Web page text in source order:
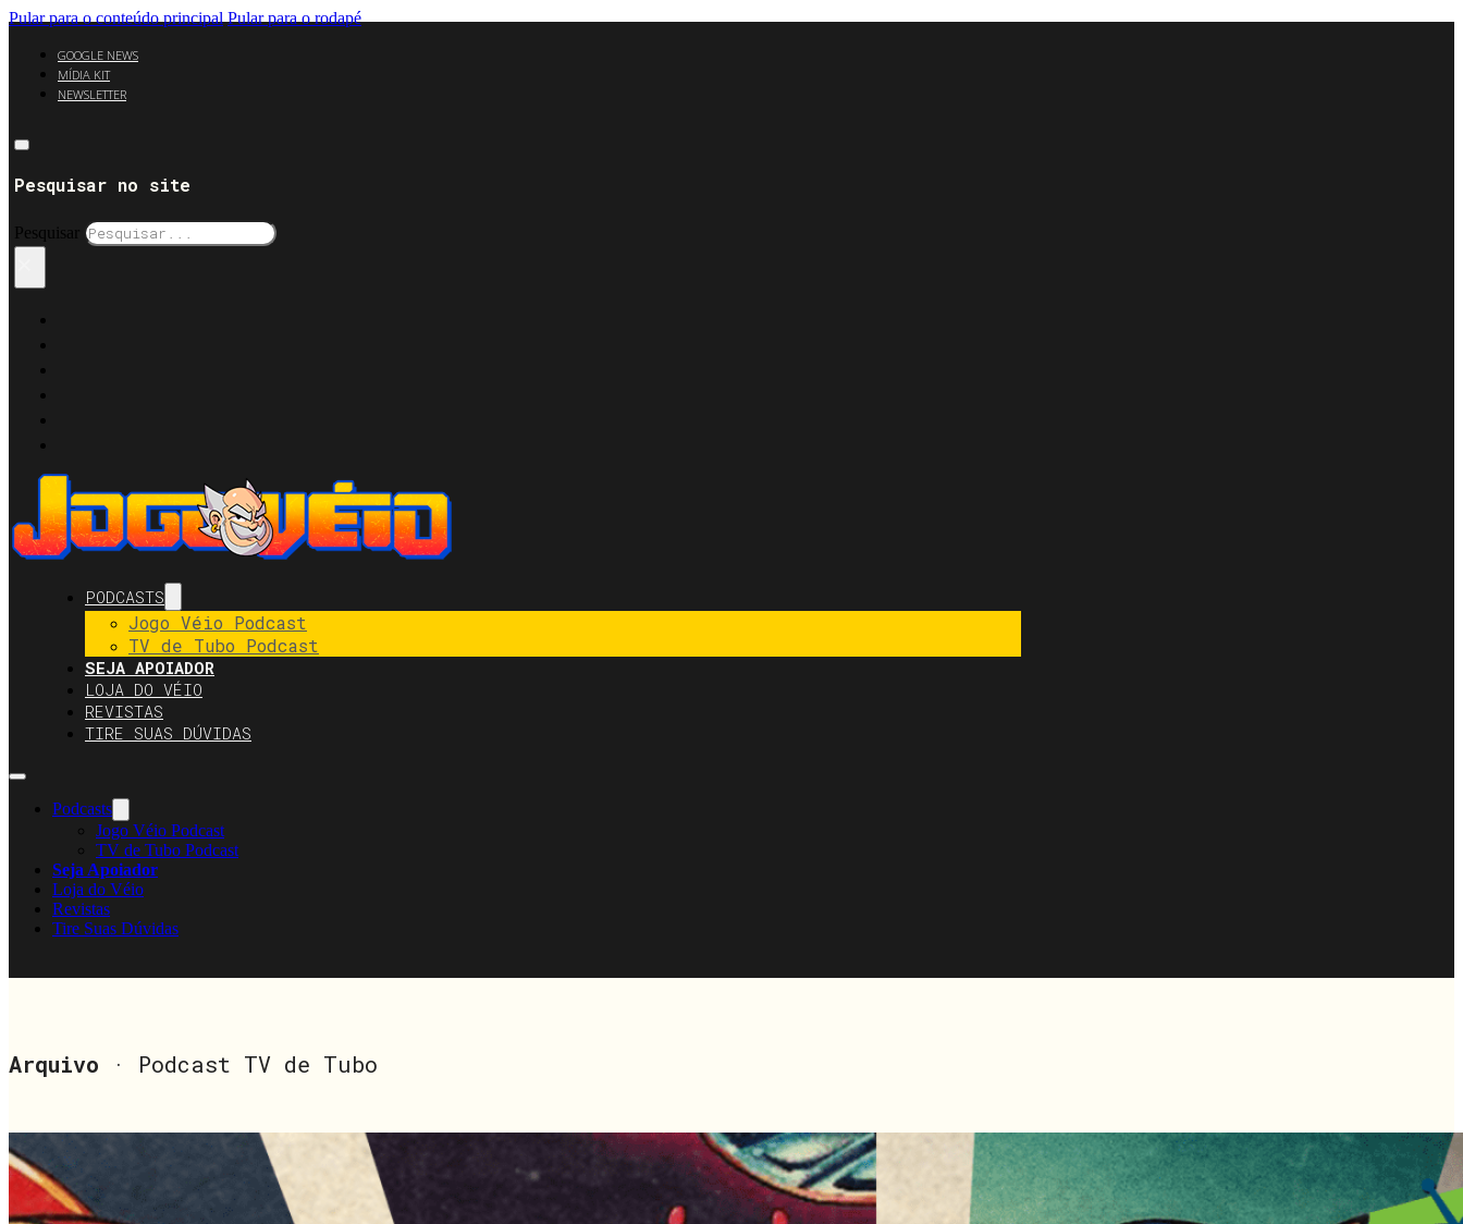
Pular para o conteúdo principal Pular para o rodapé
GOOGLE NEWS
MÍDIA KIT
NEWSLETTER
Pesquisar no site
Pesquisar
PODCASTS
Jogo Véio Podcast
TV de Tubo Podcast
SEJA APOIADOR
LOJA DO VÉIO
REVISTAS
TIRE SUAS DÚVIDAS
Podcasts
Jogo Véio Podcast
TV de Tubo Podcast
Seja Apoiador
Loja do Véio
Revistas
Tire Suas Dúvidas
Arquivo · Podcast TV de Tubo